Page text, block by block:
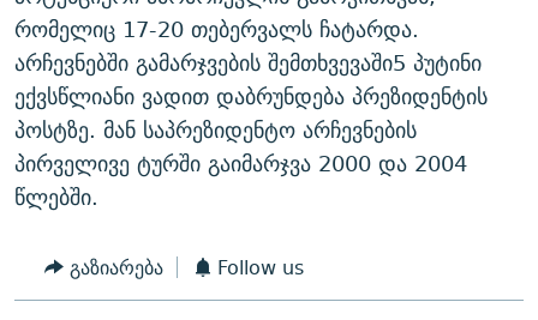
ᲘᲛᲞᲔᲠᲘᲐ ᲓᲐ ᲠᲐᲓᲘᲝ
5 ᲐᲛᲑᲐᲕᲘ - 20 ᲘᲕᲜᲘᲡᲡ ᲓᲐᲨᲐᲕᲔᲑᲣᲚᲔᲑᲘ
ᲐᲒᲕᲘᲡᲢᲝᲡ ᲝᲛᲘ
ПРИВЕТ ᲙᲣᲚᲢᲣᲠᲐ
რომელიც 17-20 თებერვალს ჩატარდა.
არჩევნებში გამარჯვების შემთხვევაში5 პუტინი
ექვსწლიანი ვადით დაბრუნდება პრეზიდენტის
პოსტზე. მან საპრეზიდენტო არჩევნების
პირველივე ტურში გაიმარჯვა 2000 და 2004
წლებში.
გაზიარება Follow us